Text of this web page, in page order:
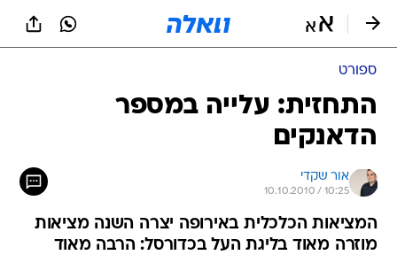
ספורט
התחזית: עלייה במספר
הדאנקים
אור שקדי
10.10.2010 / 10:25
המציאות הכלכלית באירופה יצרה השנה מציאות
מוזרה מאוד בליגת העל בכדורסל: הרבה מאוד